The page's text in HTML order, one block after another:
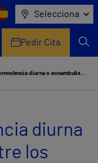
Selecciona
Pedir Cita
Insomnio, somnolencia diurna o sonambulismo entre los trastornos del sueño más comunes en la población
diurna
los